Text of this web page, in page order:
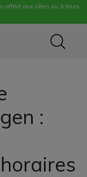
affilié aux villes ou à leurs
: